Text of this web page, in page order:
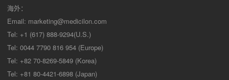
海外：
Email: marketing@medicilon.com
Tel: +1 (617) 888-9294(U.S.)
Tel: 0044 7790 816 954 (Europe)
Tel: +82 70-8269-5849 (Korea)
Tel: +81 80-4421-6898 (Japan)